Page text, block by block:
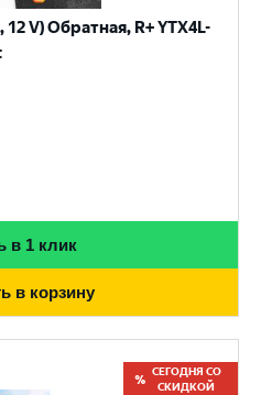
V) Обратная, R+ YTX4L-
в 1 клик
в корзину
СЕГОДНЯ СО
СКИДКОЙ